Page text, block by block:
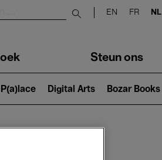
Submit search
EN FR NL
Steun ons
Digital Arts Bozar Books